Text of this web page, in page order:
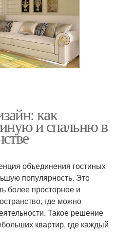
как
и спальню в
объединения гостиных
популярность. Это
более просторное и
где можно
Такое решение
квартир, где каждый